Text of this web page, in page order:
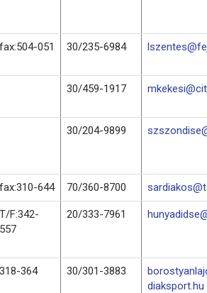
fax:504-051 30/235-6984
30/459-1917
30/204-9899
fax:310-644 70/360-8700
T/F:342-
557
20/333-7961
318-364 30/301-3883
diaksport.hu